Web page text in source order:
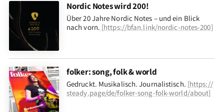
Nordic Notes wird 200!
Über 20 Jahre Nordic Notes – und ein Blick
nach vorn. [https://bfan.link/nordic-notes-200]
folker: song, folk & world
Gedruckt. Musikalisch. Journalistisch. [https://
steady.page/de/folker-song-folk-world/about]